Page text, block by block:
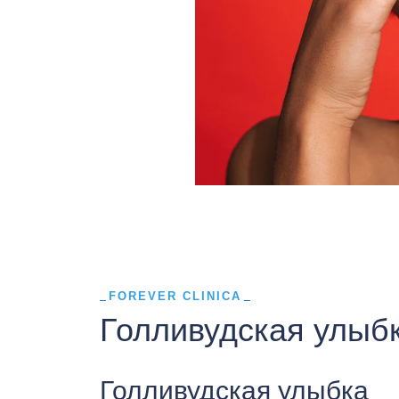
FOREVER CLINICA
Голливудская
Голливудская улыбка